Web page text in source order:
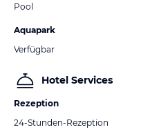
Pool
Aquapark
Verfügbar
Hotel Services
Rezeption
24-Stunden-Rezeption